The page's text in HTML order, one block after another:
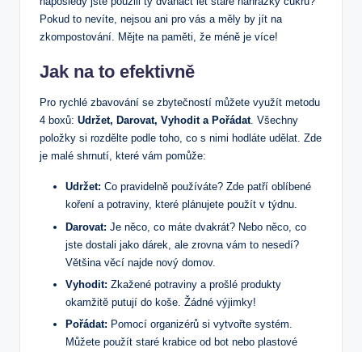
Pokud to nevíte, nejsou ani pro vás a měly by jít na
zkompostování. Mějte na paměti, že méně je více!
Jak na to efektivně
Pro rychlé zbavování se zbytečností můžete využít metodu
4 boxů: Udržet, Darovat, Vyhodit a Pořádat. Všechny
položky si rozdělte podle toho, co s nimi hodláte udělat. Zde
je malé shrnutí, které vám pomůže:
Udržet: Co pravidelně používáte? Zde patří oblíbené
koření a potraviny, které plánujete použít v týdnu.
Darovat: Je něco, co máte dvakrát? Nebo něco, co
jste dostali jako dárek, ale zrovna vám to nesedí?
Většina věcí najde nový domov.
Vyhodit: Zkažené potraviny a prošlé produkty
okamžitě putují do koše. Žádné výjimky!
Pořádat: Pomocí organizérů si vytvořte systém.
Můžete použít staré krabice od bot nebo plastové